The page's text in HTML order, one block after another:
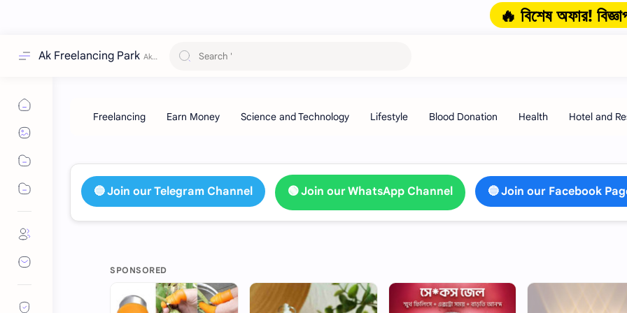
Ak Freelancing Park
🔥 বিশেষ অফার! বিজ্ঞাপন
🔵 Join our Telegram Channel 🟢 Join our WhatsApp Channel 🔵 Join our Facebook
SPONSORED
HOT HOT